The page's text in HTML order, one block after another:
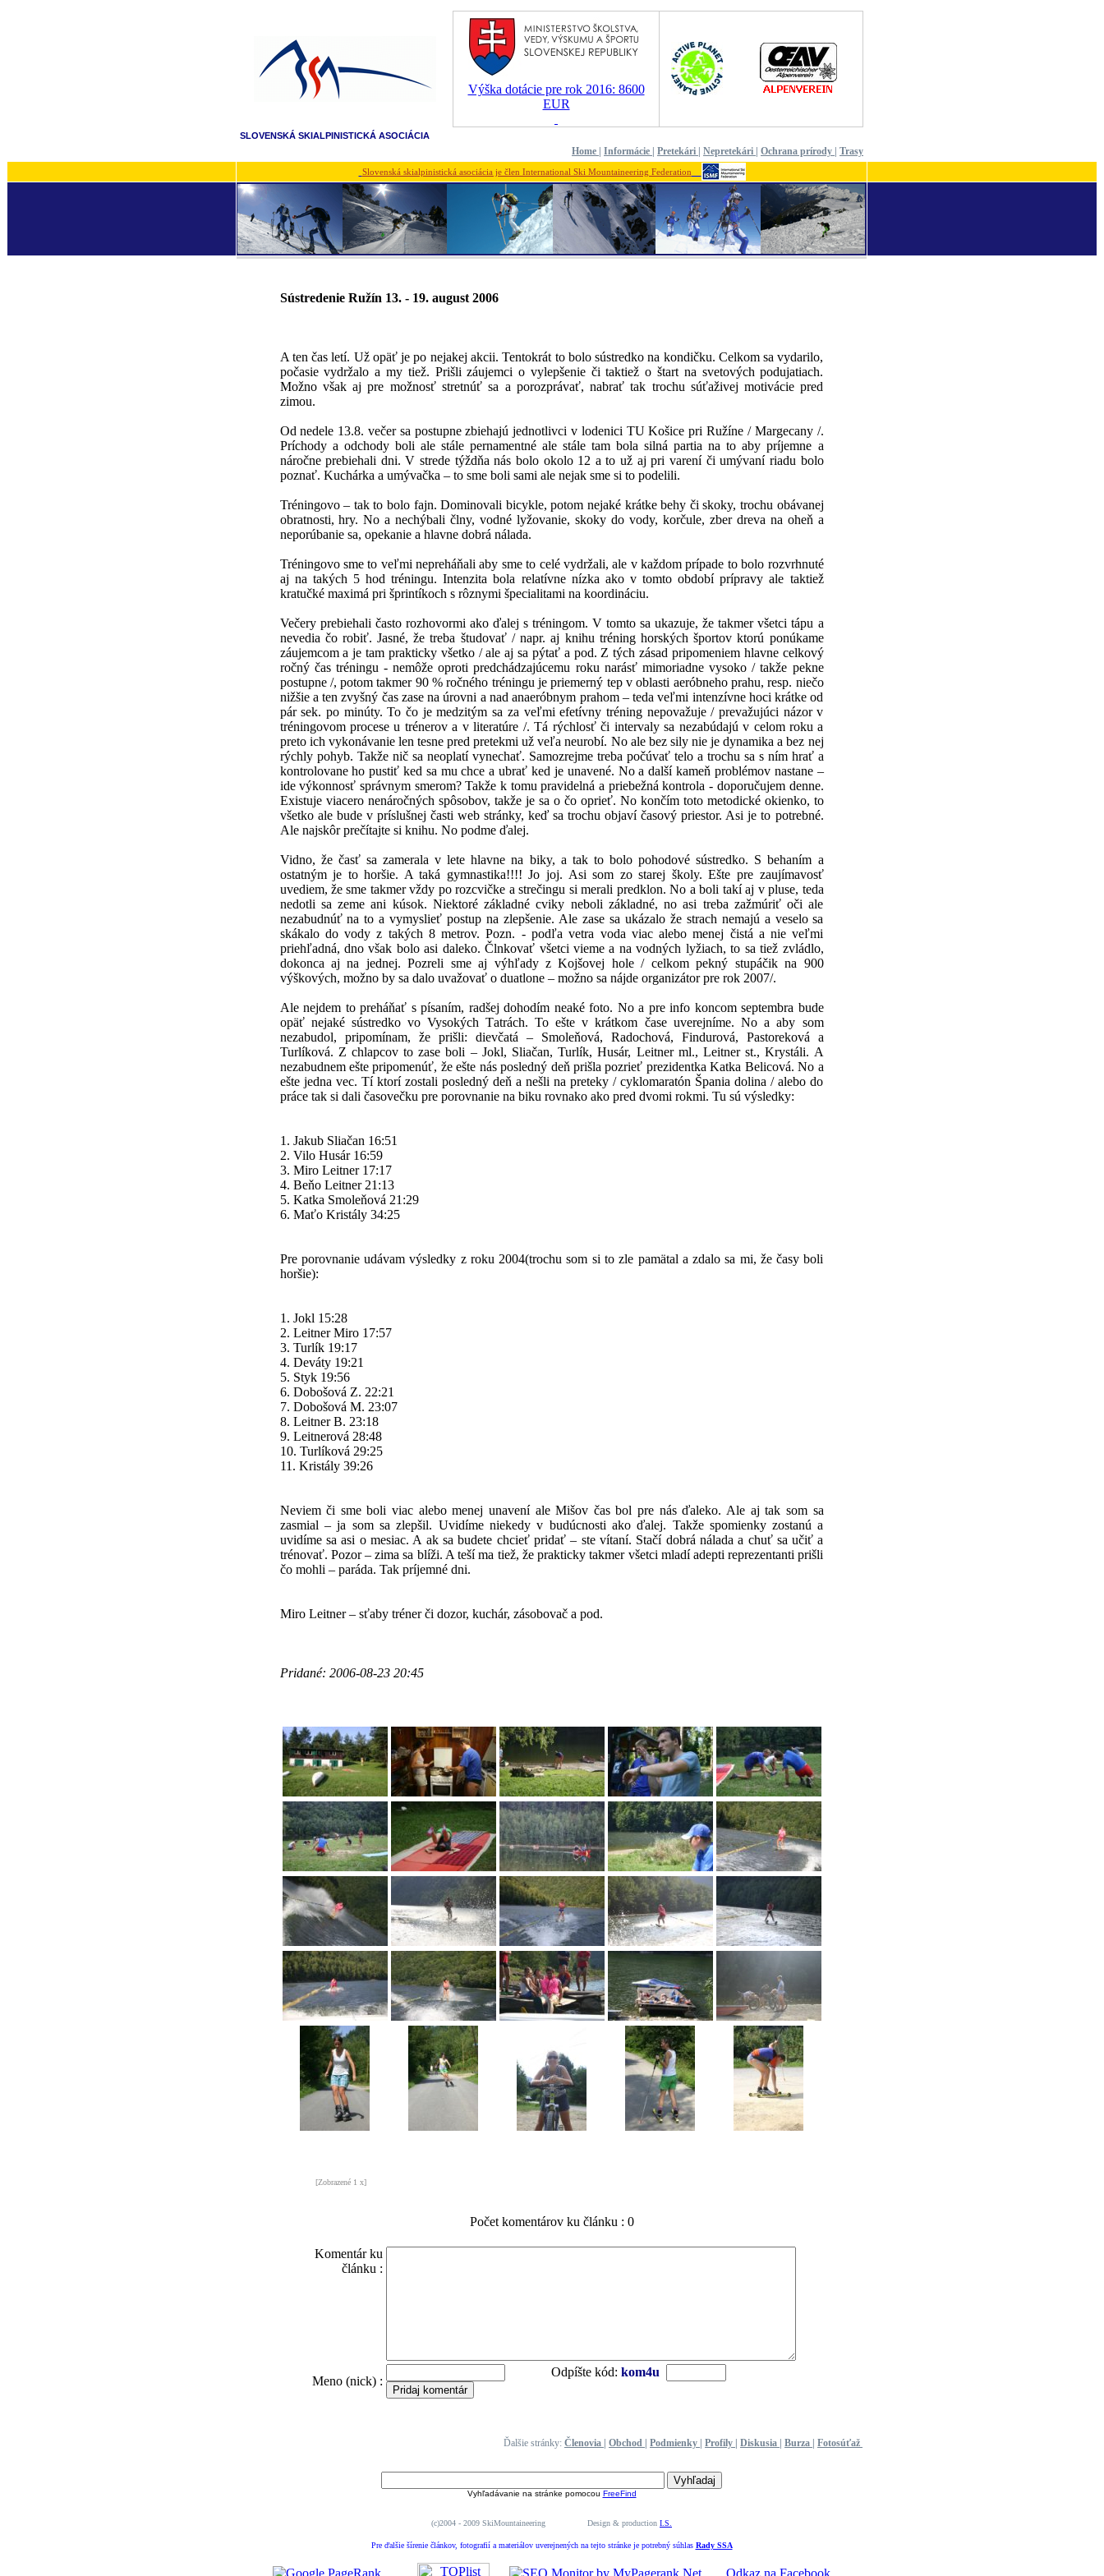
Výška dotácie pre rok 2016: 8600
EUR
SLOVENSKÁ SKIALPINISTICKÁ ASOCIÁCIA
Home Informácie Pretekári Nepretekári Ochrana prírody Trasy
Slovenská skialpinistická asociácia je člen International Ski Mountaineering Federation
Sústredenie Ružín 13. - 19. august 2006
A ten čas letí. Už opäť je po nejakej akcii. Tentokrát to bolo sústredko na kondičku. Celkom sa vydarilo,
počasie vydržalo a my tiež. Prišli záujemci o vylepšenie či taktiež o štart na svetových podujatiach.
Možno však aj pre možnosť stretnúť sa a porozprávať, nabrať tak trochu súťaživej motivácie pred
zimou.
Od nedele 13.8. večer sa postupne zbiehajú jednotlivci v lodenici TU Košice pri Ružíne / Margecany /.
Príchody a odchody boli ale stále pernamentné ale stále tam bola silná partia na to aby príjemne a
náročne prebiehali dni. V strede týždňa nás bolo okolo 12 a to už aj pri varení či umývaní riadu bolo
poznať. Kuchárka a umývačka – to sme boli sami ale nejak sme si to podelili.
Tréningovo – tak to bolo fajn. Dominovali bicykle, potom nejaké krátke behy či skoky, trochu obávanej
obratnosti, hry. No a nechýbali člny, vodné lyžovanie, skoky do vody, korčule, zber dreva na oheň a
neporúbanie sa, opekanie a hlavne dobrá nálada.
Tréningovo sme to veľmi nepreháňali aby sme to celé vydržali, ale v každom prípade to bolo rozvrhnuté
aj na takých 5 hod tréningu. Intenzita bola relatívne nízka ako v tomto období prípravy ale taktiež
kratučké maximá pri šprintíkoch s rôznymi špecialitami na koordináciu.
Večery prebiehali často rozhovormi ako ďalej s tréningom. V tomto sa ukazuje, že takmer všetci tápu a
nevedia čo robiť. Jasné, že treba študovať / napr. aj knihu tréning horských športov ktorú ponúkame
záujemcom a je tam prakticky všetko / ale aj sa pýtať a pod. Z tých zásad pripomeniem hlavne celkový
ročný čas tréningu - nemôže oproti predchádzajúcemu roku narásť mimoriadne vysoko / takže pekne
postupne /, potom takmer 90 % ročného tréningu je priemerný tep v oblasti aeróbneho prahu, resp. niečo
nižšie a ten zvyšný čas zase na úrovni a nad anaeróbnym prahom – teda veľmi intenzívne hoci krátke od
pár sek. po minúty. To čo je medzitým sa za veľmi efetívny tréning nepovažuje / prevažujúci názor v
tréningovom procese u trénerov a v literatúre /. Tá rýchlosť či intervaly sa nezabúdajú v celom roku a
preto ich vykonávanie len tesne pred pretekmi už veľa neurobí. No ale bez sily nie je dynamika a bez nej
rýchly pohyb. Takže nič sa neoplatí vynechať. Samozrejme treba počúvať telo a trochu sa s ním hrať a
kontrolovane ho pustiť ked sa mu chce a ubrať ked je unavené. No a další kameň problémov nastane –
ide výkonnosť správnym smerom? Takže k tomu pravidelná a priebežná kontrola - doporučujem denne.
Existuje viacero nenáročných spôsobov, takže je sa o čo oprieť. No končím toto metodické okienko, to
všetko ale bude v príslušnej časti web stránky, keď sa trochu objaví časový priestor. Asi je to potrebné.
Ale najskôr prečítajte si knihu. No podme ďalej.
Vidno, že časť sa zamerala v lete hlavne na biky, a tak to bolo pohodové sústredko. S behaním a
ostatným je to horšie. A taká gymnastika!!!! Jo joj. Asi som zo starej školy. Ešte pre zaujímavosť
uvediem, že sme takmer vždy po rozcvičke a strečingu si merali predklon. No a boli takí aj v pluse, teda
nedotli sa zeme ani kúsok. Niektoré základné cviky neboli základné, no asi treba zažmúriť oči ale
nezabudnúť na to a vymyslieť postup na zlepšenie. Ale zase sa ukázalo že strach nemajú a veselo sa
skákalo do vody z takých 8 metrov. Pozn. - podľa vetra voda viac alebo menej čistá a nie veľmi
priehľadná, dno však bolo asi daleko. Člnkovať všetci vieme a na vodných lyžiach, to sa tiež zvládlo,
dokonca aj na jednej. Pozreli sme aj výhľady z Kojšovej hole / celkom pekný stupáčik na 900
výškových, možno by sa dalo uvažovať o duatlone – možno sa nájde organizátor pre rok 2007/.
Ale nejdem to preháňať s písaním, radšej dohodím neaké foto. No a pre info koncom septembra bude
opäť nejaké sústredko vo Vysokých Tatrách. To ešte v krátkom čase uverejníme. No a aby som
nezabudol, pripomínam, že prišli: dievčatá – Smoleňová, Radochová, Findurová, Pastoreková a
Turlíková. Z chlapcov to zase boli – Jokl, Sliačan, Turlík, Husár, Leitner ml., Leitner st., Krystáli. A
nezabudnem ešte pripomenúť, že ešte nás posledný deň prišla pozrieť prezidentka Katka Belicová. No a
ešte jedna vec. Tí ktorí zostali posledný deň a nešli na preteky / cyklomaratón Špania dolina / alebo do
práce tak si dali časovečku pre porovnanie na biku rovnako ako pred dvomi rokmi. Tu sú výsledky:
1. Jakub Sliačan 16:51
2. Vilo Husár 16:59
3. Miro Leitner 17:17
4. Beňo Leitner 21:13
5. Katka Smoleňová 21:29
6. Maťo Kristály 34:25
Pre porovnanie udávam výsledky z roku 2004(trochu som si to zle pamätal a zdalo sa mi, že časy boli
horšie):
1. Jokl 15:28
2. Leitner Miro 17:57
3. Turlík 19:17
4. Deváty 19:21
5. Styk 19:56
6. Dobošová Z. 22:21
7. Dobošová M. 23:07
8. Leitner B. 23:18
9. Leitnerová 28:48
10. Turlíková 29:25
11. Kristály 39:26
Neviem či sme boli viac alebo menej unavení ale Mišov čas bol pre nás ďaleko. Ale aj tak som sa
zasmial – ja som sa zlepšil. Uvidíme niekedy v budúcnosti ako ďalej. Takže spomienky zostanú a
uvidíme sa asi o mesiac. A ak sa budete chcieť pridať – ste vítaní. Stačí dobrá nálada a chuť sa učiť a
trénovať. Pozor – zima sa blíži. A teší ma tiež, že prakticky takmer všetci mladí adepti reprezentanti prišli
čo mohli – paráda. Tak príjemné dni.
Miro Leitner – sťaby tréner či dozor, kuchár, zásobovač a pod.
Pridané: 2006-08-23 20:45
[Zobrazené 1 x]
Počet komentárov ku článku : 0
Komentár ku
článku :
Meno (nick) :
Odpíšte kód: kom4u
Ďalšie stránky: Členovia Obchod Podmienky Profily Diskusia Burza Fotosúťaž
Vyhľadávanie na stránke pomocou FreeFind
(c)2004 - 2009 SkiMountaineering Design & production I.S.
Pre ďalšie šírenie článkov, fotografií a materiálov uverejnených na tejto stránke je potrebný súhlas Rady SSA
Odkaz na Facebook